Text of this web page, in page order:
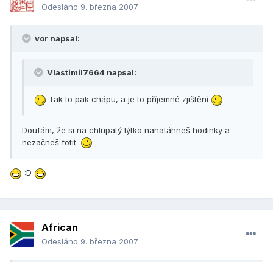
Odesláno 9. března 2007
vor napsal:
Vlastimil7664 napsal:
Tak to pak chápu, a je to příjemné zjištění
Doufám, že si na chlupatý lýtko nanatáhneš hodinky a
nezačneš fotit.
:D
African
Odesláno 9. března 2007